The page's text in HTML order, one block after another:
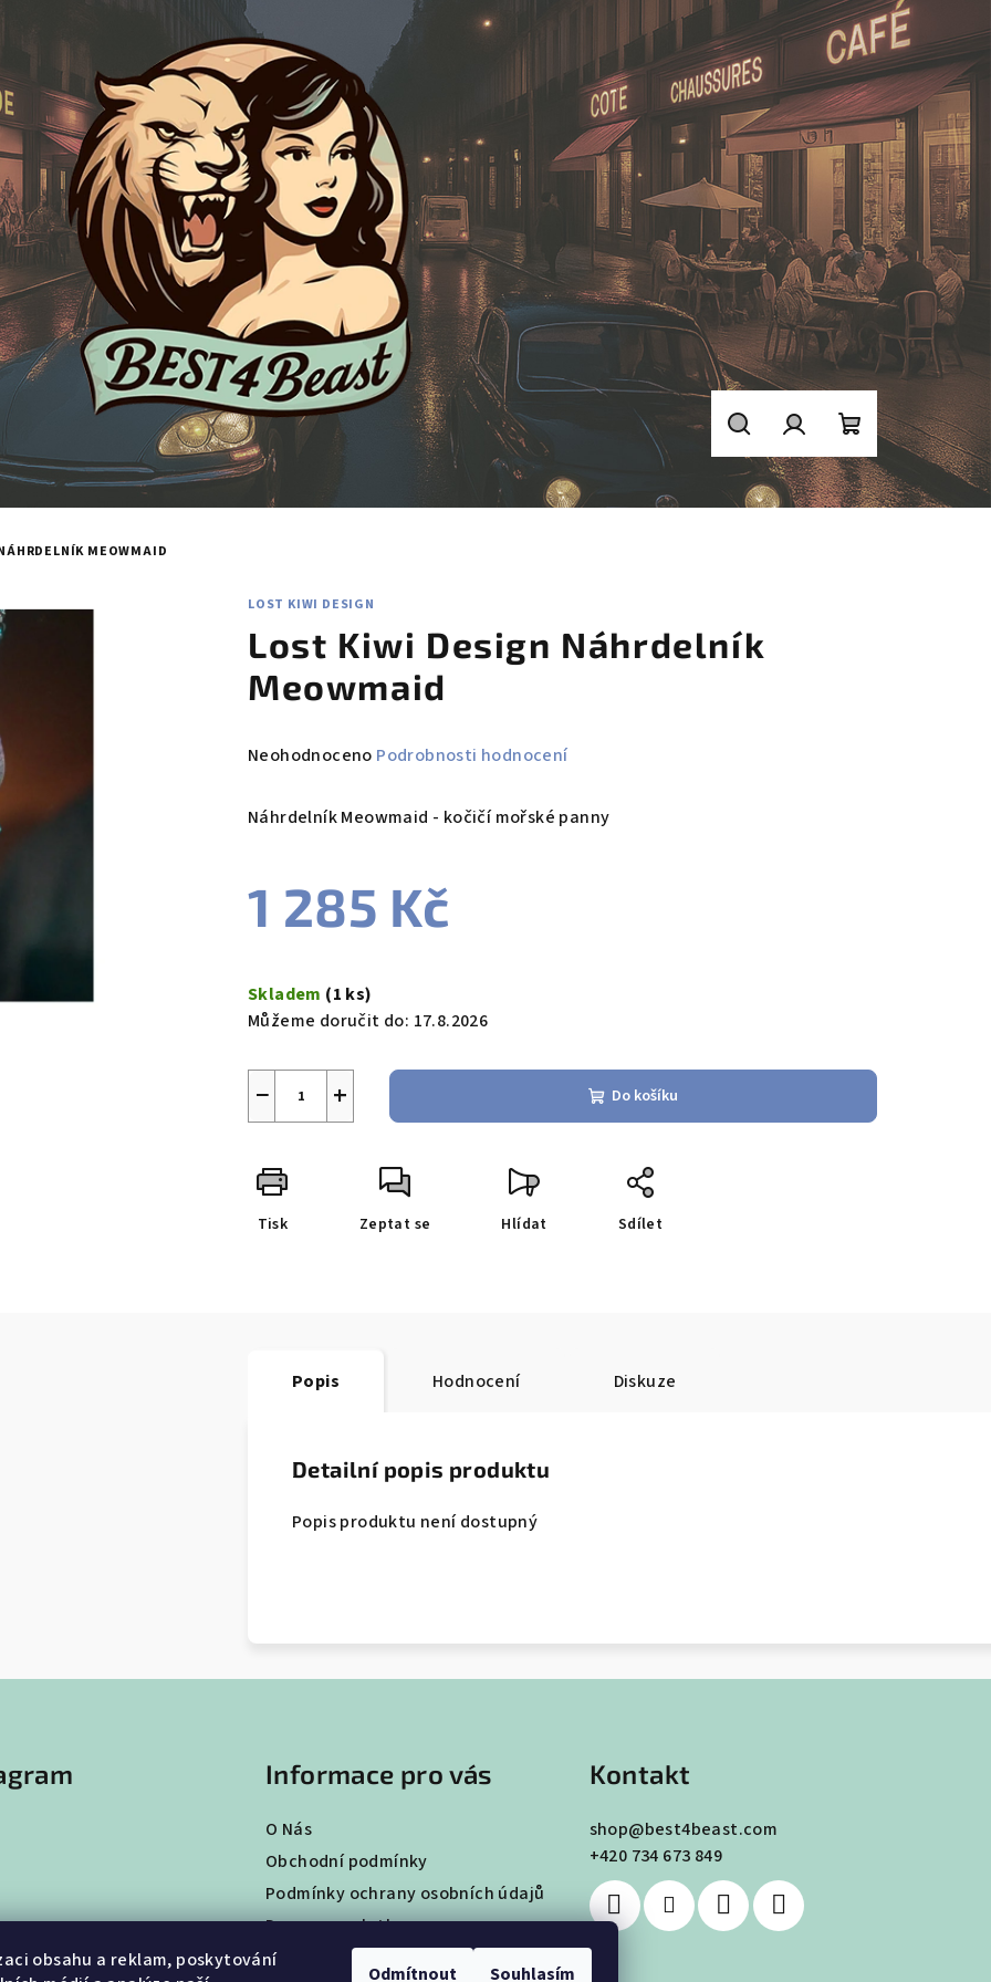
obsahu a reklam, poskytování
Odmítnout Souhlasím
HledatPřihlášeníNákupní
MEOWMAID
LOST KIWI DESIGN
Lost Kiwi Design Náhrdelník
Meowmaid
Průměrné
produktu
z
Neohodnoceno Podrobnosti hodnocení
Náhrdelník Meowmaid - kočičí mořské panny
1 285 Kč
cena:
Skladem (1 ks)
Můžeme doručit do: 17.8.2026
+
− Do košíku
Tisk Zeptat se Hlídat Sdílet
Popis Hodnocení Diskuze
Detailní popis produktu
Popis produktu není dostupný
Informace pro vás
O Nás
Obchodní podmínky
Podmínky ochrany osobních údajů
Doprava a platba
Vrácení a výměna zboží
Kontakt
shop@best4beast.com
+420 734 673 849